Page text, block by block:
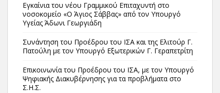
Εγκαίνια του νέου Γραμμικού Επιταχυντή στο
νοσοκομείο «Ο Άγιος Σάββας» από τον Υπουργό
Υγείας Άδωνι Γεωργιάδη
Συνάντηση του Προέδρου του ΙΣΑ και της Ελιτούρ Γ.
Πατούλη με τον Υπουργό Εξωτερικών Γ. Γεραπετρίτη
Επικοινωνία του Προέδρου του ΙΣΑ, με τον Υπουργό
Ψηφιακής Διακυβέρνησης για τα προβλήματα στο
Σ.Η.Σ.